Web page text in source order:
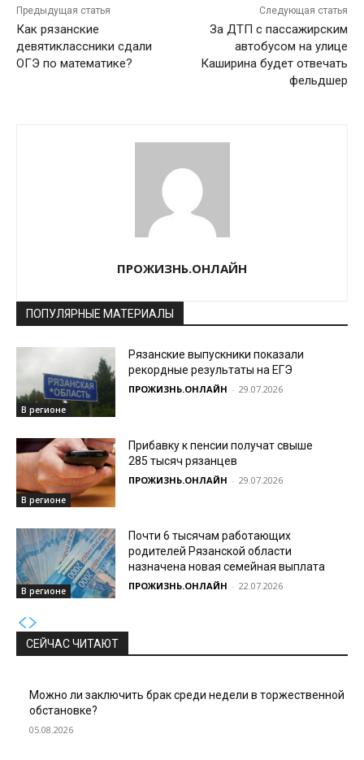
Предыдущая статья
Как рязанские
девятиклассники сдали
ОГЭ по математике?
Следующая статья
За ДТП с пассажирским
автобусом на улице
Каширина будет отвечать
фельдшер
ПРОЖИЗНЬ.ОНЛАЙН
ПОПУЛЯРНЫЕ МАТЕРИАЛЫ
В регионе
Рязанские выпускники показали
рекордные результаты на ЕГЭ
ПРОЖИЗНЬ.ОНЛАЙН - 29.07.2026
В регионе
Прибавку к пенсии получат свыше
285 тысяч рязанцев
ПРОЖИЗНЬ.ОНЛАЙН - 29.07.2026
В регионе
Почти 6 тысячам работающих
родителей Рязанской области
назначена новая семейная выплата
ПРОЖИЗНЬ.ОНЛАЙН - 22.07.2026
СЕЙЧАС ЧИТАЮТ
Можно ли заключить брак среди недели в торжественной
обстановке?
05.08.2026